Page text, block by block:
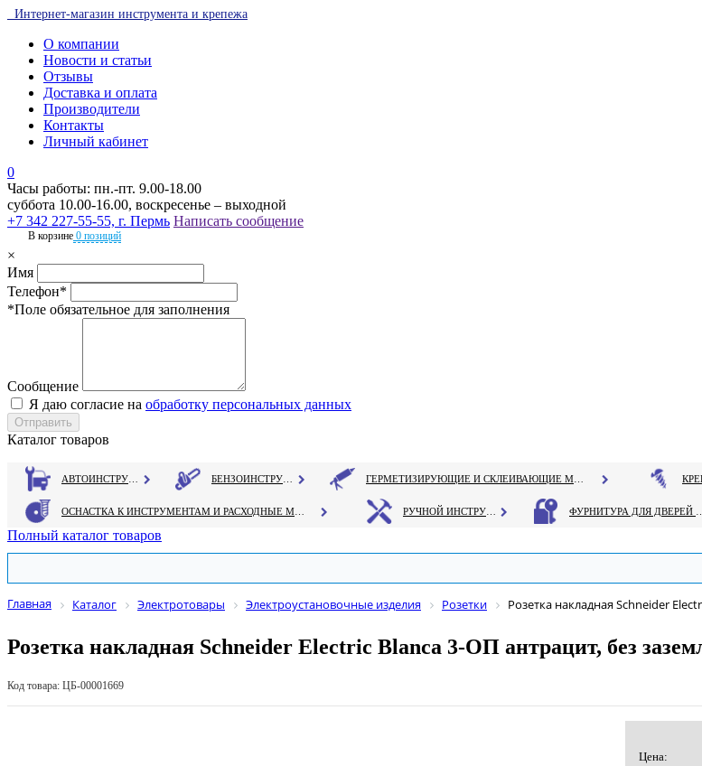
Интернет-магазин инструмента и крепежа
О компании
Новости и статьи
Отзывы
Доставка и оплата
Производители
Контакты
Личный кабинет
0
Часы работы: пн.-пт. 9.00-18.00
суббота 10.00-16.00, воскресенье – выходной
+7 342 227-55-55, г. Пермь Написать сообщение
В корзине 0 позиций
×
Имя
Телефон*
*Поле обязательное для заполнения
Сообщение
Я даю согласие на обработку персональных данных
Каталог товаров
Полный каталог товаров
Главная Каталог Электротовары Электроустановочные изделия Розетки Розетка накладная Schneider
Розетка накладная Schneider Electric Blanca 3-OП антрацит, без
Код товара: ЦБ-00001669
Цена: